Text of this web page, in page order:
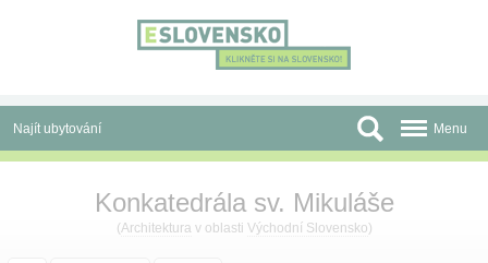
Najít ubytování
Slevy a Last Minute
Menu
Konkatedrála sv. Mikuláše
(Architektura v oblasti Východní Slovensko)